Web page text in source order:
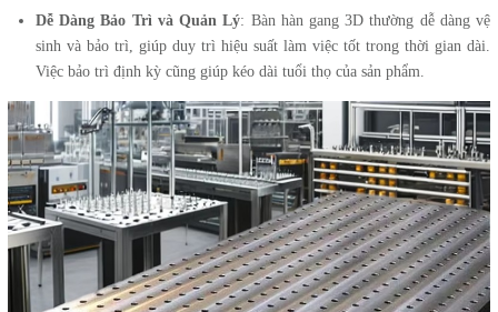
Dễ Dàng Bảo Trì và Quản Lý: Bàn hàn gang 3D thường dễ dàng vệ
sinh và bảo trì, giúp duy trì hiệu suất làm việc tốt trong thời gian dài.
Việc bảo trì định kỳ cũng giúp kéo dài tuổi thọ của sản phẩm.